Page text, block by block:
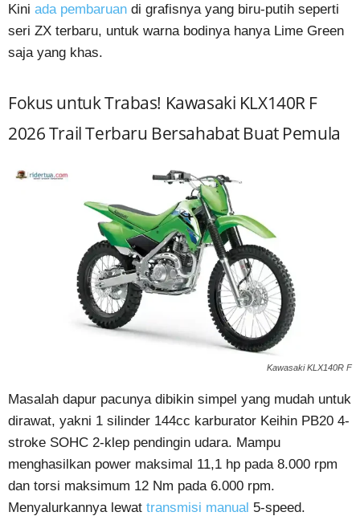
Kini ada pembaruan di grafisnya yang biru-putih seperti
seri ZX terbaru, untuk warna bodinya hanya Lime Green
saja yang khas.
Fokus untuk Trabas! Kawasaki KLX140R F
2026 Trail Terbaru Bersahabat Buat Pemula
Kawasaki KLX140R F
Masalah dapur pacunya dibikin simpel yang mudah untuk
dirawat, yakni 1 silinder 144cc karburator Keihin PB20 4-
stroke SOHC 2-klep pendingin udara. Mampu
menghasilkan power maksimal 11,1 hp pada 8.000 rpm
dan torsi maksimum 12 Nm pada 6.000 rpm.
Menyalurkannya lewat transmisi manual 5-speed.